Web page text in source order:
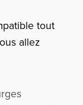
tout
allez